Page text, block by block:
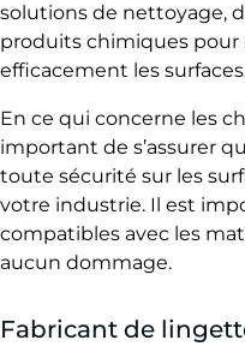
solutions de nettoyage,
produits chimiques
efficacement les
En ce qui concerne les
important de s’assurer
toute sécurité sur les
votre industrie. Il est
compatibles avec les
aucun dommage.
Fabricant de